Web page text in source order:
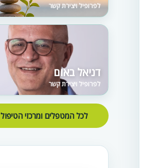
לפרופיל ויצירת קשר
דניאל באום
לפרופיל ויצירת קשר
לכל המטפלים ומרכזי הטיפול